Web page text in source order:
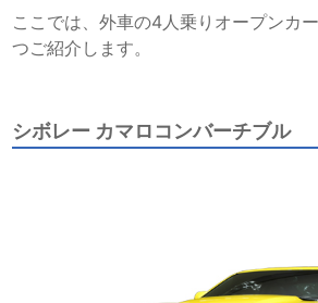
ここでは、外車の4人乗りオープンカ
つご紹介します。
シボレー カマロコンバーチブル